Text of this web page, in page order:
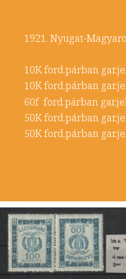
1921. Nyugat-
10K ford.párban
10K ford.párban
60f ford.párban
50K ford.párban
50K ford.párban